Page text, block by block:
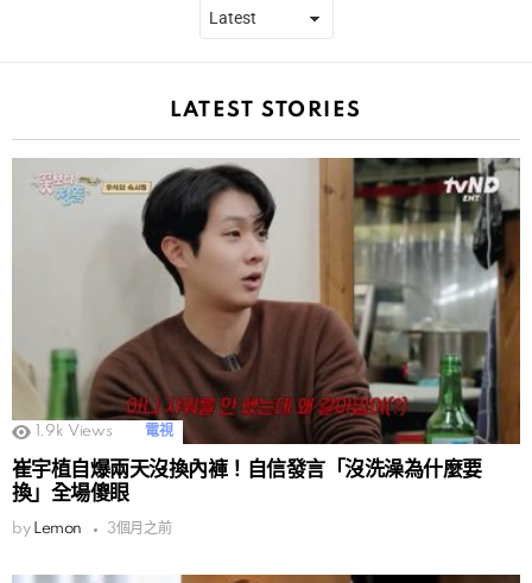
LATEST STORIES
1.9k Views 電視
崔宇植自爆兩天沒換內褲！自信發言「沒洗澡為什麼要
換」全場傻眼
by Lemon 3個月之前